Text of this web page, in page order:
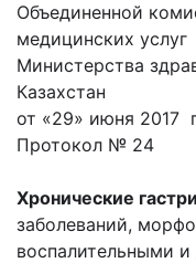
Объединенной
медицинских услуг
Министерства
Казахстан
от «29» июня 2017
Протокол № 24
Хронические
заболеваний,
воспалительными